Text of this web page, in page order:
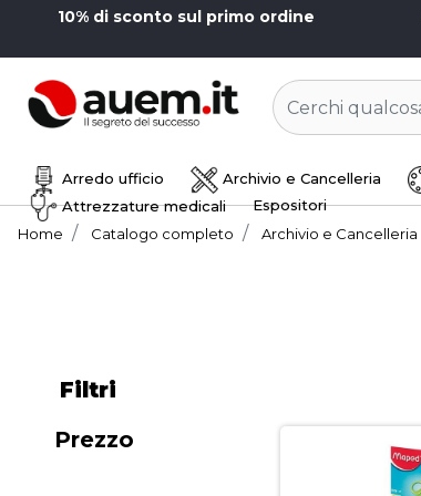
10% di sconto sul primo ordine
Arredo ufficio Archivio e Cancelleria
Attrezzature medicali
Espositori
Home
Catalogo completo Archivio e Cancelleria
Filtri
Prezzo